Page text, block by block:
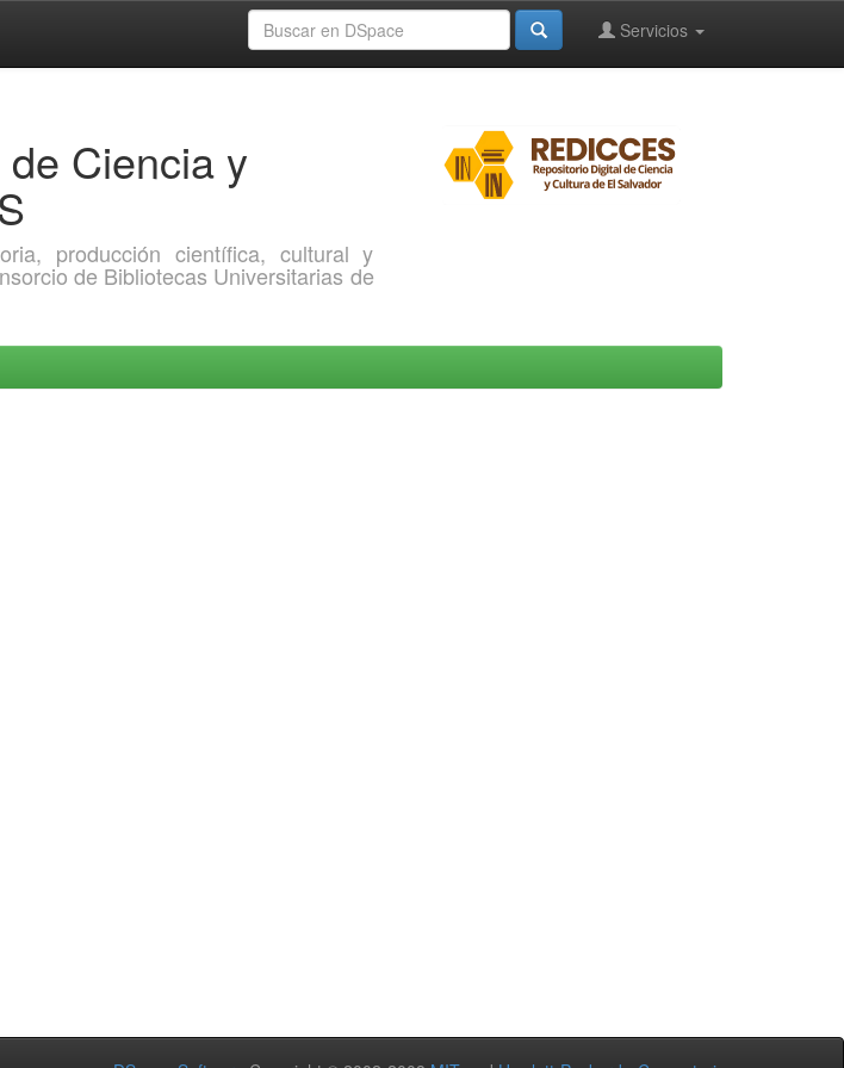
Servicios
Ciencia y
producción científica, cultural y
de Bibliotecas Universitarias de